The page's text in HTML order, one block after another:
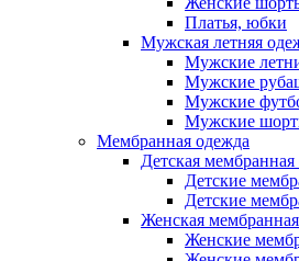
Платья, юбки
Мужская летняя
Мужские
Мужские
Мужские
Мужские
Мембранная одежда
Детская мембранная
Детские
Детские
Женская
Женские